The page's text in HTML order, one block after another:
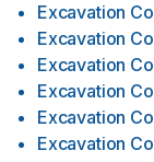
Excavation
Excavation
Excavation
Excavation
Excavation
Excavation